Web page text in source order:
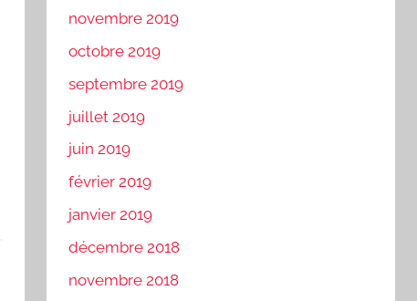
novembre 2019
octobre 2019
septembre 2019
juillet 2019
juin 2019
février 2019
janvier 2019
décembre 2018
novembre 2018